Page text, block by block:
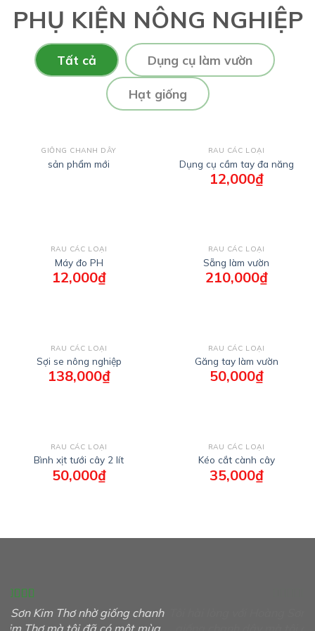
PHỤ KIỆN NÔNG NGHIỆP
Tất cả Dụng cụ làm vườn
Hạt giống
GIỐNG CHANH DÂY
sản phẩm mới
RAU CÁC LOẠI
Dụng cụ cầm tay đa năng
12,000₫
RAU CÁC LOẠI
Máy đo PH
12,000₫
RAU CÁC LOẠI
Sẵng làm vườn
210,000₫
RAU CÁC LOẠI
Sợi se nông nghiệp
138,000₫
RAU CÁC LOẠI
Găng tay làm vườn
50,000₫
RAU CÁC LOẠI
Bình xịt tưới cây 2 lít
50,000₫
RAU CÁC LOẠI
Kéo cắt cành cây
35,000₫
Tôi hài lòng với Hoàng Sơn Kim Thơ. Tôi đã có được
giống chanh dây mà tôi cần đảm bảo chất lượng